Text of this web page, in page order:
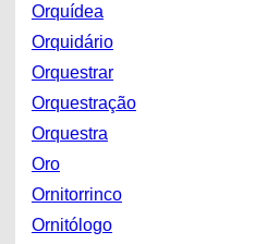
Orquídea
Orquidário
Orquestrar
Orquestração
Orquestra
Oro
Ornitorrinco
Ornitólogo